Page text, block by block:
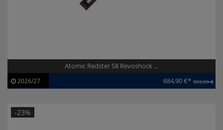
Atomic Redster S8 Revoshock ...
Artikel-ID:
113852
2026/27 684,90 €* 959,99 €
-23%